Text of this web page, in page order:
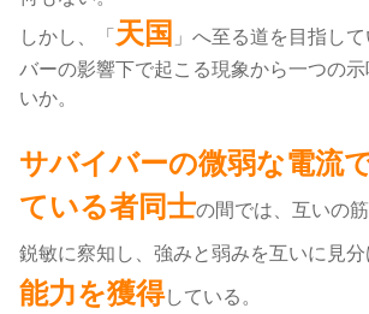
しかし、「天国 」へ至る道を目指し
バーの影響下で起こる現象から一つの
いか。
サバイバーの微弱な電流
ている者同士の間では、互いの
鋭敏に察知し、強みと弱みを互いに見分
能力を獲得している。